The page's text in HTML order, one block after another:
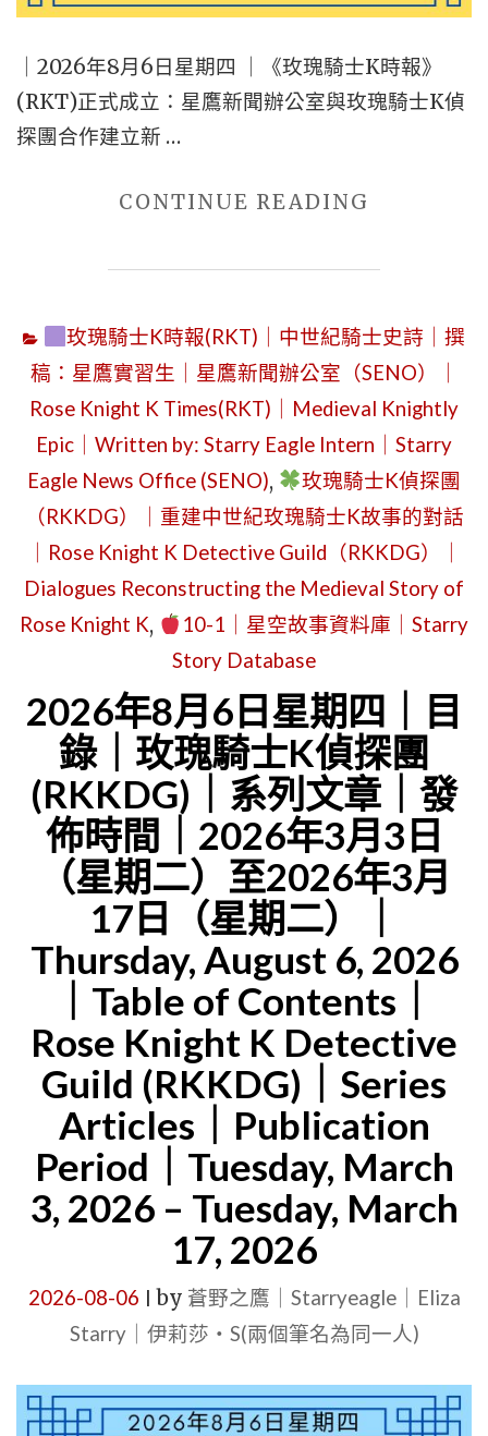
｜2026年8月6日星期四 ｜《玫瑰騎士K時報》
(RKT)正式成立：星鷹新聞辦公室與玫瑰騎士K偵
探團合作建立新 …
CONTINUE READING
8
6
日
星
期
四
｜
《玫
瑰
騎
K
時
報》
(RKT)
正
式
成
立：
星
鷹
新
聞
辦
公
室
與
騎
士
K
偵
玫瑰騎士K時報(RKT)｜中世紀騎士史詩｜撰
稿：星鷹實習生｜星鷹新聞辦公室（SENO）｜
Rose Knight K Times(RKT)｜Medieval Knightly
Epic｜Written by: Starry Eagle Intern｜Starry
Eagle News Office (SENO),
玫瑰騎士K偵探團
（RKKDG）｜重建中世紀玫瑰騎士K故事的對話
｜Rose Knight K Detective Guild（RKKDG）｜
Dialogues Reconstructing the Medieval Story of
Rose Knight K,
10-1｜星空故事資料庫｜Starry
Story Database
2026年8月6日星期四｜目
錄｜玫瑰騎士K偵探團
(RKKDG)｜系列文章｜發
佈時間｜2026年3月3日
（星期二）至2026年3月
17日（星期二）｜
Thursday, August 6, 2026
｜Table of Contents｜
Rose Knight K Detective
Guild (RKKDG)｜Series
Articles｜Publication
Period｜Tuesday, March
3, 2026 – Tuesday, March
17, 2026
2026-08-06 by 蒼野之鷹｜Starryeagle｜Eliza
Starry｜伊莉莎・S(兩個筆名為同一人)